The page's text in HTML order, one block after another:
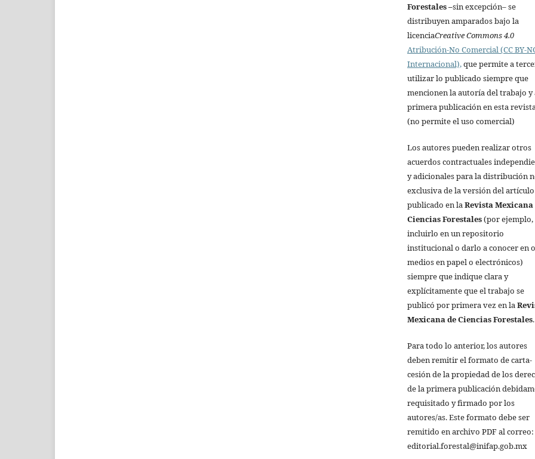
Forestales–sin excepción– se
distribuyen amparados bajo la
licenciaCreative Commons 4.0
Atribución-No Comercial (CC BY-
Internacional),que permite a
utilizar lo publicado siempre que
mencionen la autoría del trabajo y
primera publicación en esta
(no permite el uso comercial)
Los autores pueden realizar otros
acuerdos contractuales
y adicionales para la distribución
exclusiva de la versión del artículo
publicado en la Revista Mexicana
Ciencias Forestales(por ejemplo,
incluirlo en un repositorio
institucional o darlo a conocer en
medios en papel o electrónicos)
siempre que indique clara y
explícitamente que el trabajo se
publicó por primera vez en la
Mexicana de Ciencias Forestales.
Para todo lo anterior, los autores
deben remitir el formato de carta-
cesión de la propiedad de los
de la primera publicación
requisitado y firmado por los
autores/as. Este formato debe ser
remitido en archivo PDF al correo:
editorial.forestal@inifap.gob.mx